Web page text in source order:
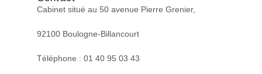
Cabinet situé au 50 avenue Pierre Grenier,
92100 Boulogne-Billancourt
Téléphone : 01 40 95 03 43